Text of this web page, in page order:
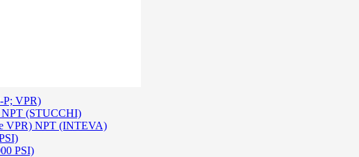
P; VPR)
NPT (STUCCHI)
VPR) NPT (INTEVA)
PSI)